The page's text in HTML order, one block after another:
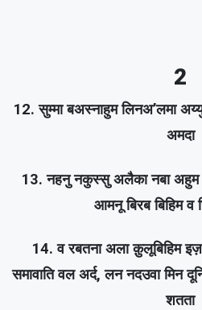
2
12. सुम्मा बअस्नाहुम लिनअ’लमा
अमदा
13. नहनु नकुस्सु अलैका नबा अहुम
आमनू बिरब बिहिम व
14. व रबतना अला क़ुलूबिहिम
समावाति वल अर्द, लन नदउवा मिन
शतता